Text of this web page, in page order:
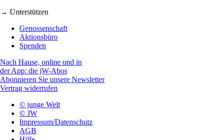
→ Unterstützen
Genossenschaft
Aktionsbüro
Spenden
Nach Hause, online und in
der App: die jW-Abos
Abonnieren Sie unsere Newsletter
Vertrag widerrufen
© junge Welt
© JW
Impressum/Datenschutz
AGB